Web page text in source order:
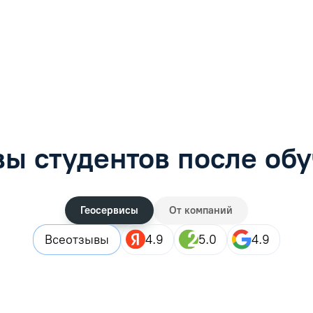
студентов после
Геосервисы От компаний
Всеотзывы 4.9 5.0 4.9